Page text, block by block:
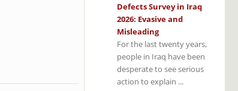
Defects Survey in Iraq
2026: Evasive and
Misleading
For the last twenty years,
people in Iraq have been
desperate to see serious
action to explain ...